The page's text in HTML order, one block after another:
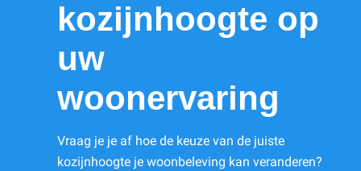
kozijnhoogte op
uw
woonervaring
Vraag je je af hoe de keuze van de juiste
kozijnhoogte je woonbeleving kan veranderen?